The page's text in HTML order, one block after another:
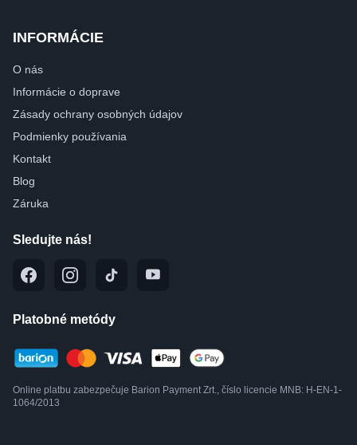
INFORMÁCIE
O nás
Informácie o doprave
Zásady ochrany osobných údajov
Podmienky používania
Kontakt
Blog
Záruka
Sledujte nás!
Platobné metódy
Online platbu zabezpečuje Barion Payment Zrt., číslo licencie MNB: H-EN-1-
1064/2013